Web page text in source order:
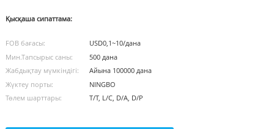
Қысқаша сипаттама:
FOB бағасы:
USD0,1~10/дана
Мин.Тапсырыс саны:
500 дана
Жабдықтау мүмкіндігі:
Айына 100000 дана
Жүктеу порты:
NINGBO
Төлем шарттары:
T/T, L/C, D/A, D/P